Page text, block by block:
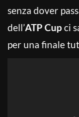
senza dover
dell’ATP Cupci
per una finale